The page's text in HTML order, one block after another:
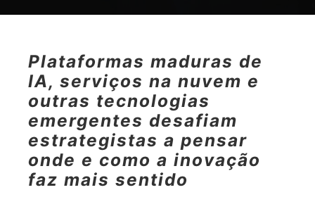
Plataformas maduras de
IA, serviços na nuvem e
outras tecnologias
emergentes desafiam
estrategistas a pensar
onde e como a inovação
faz mais sentido